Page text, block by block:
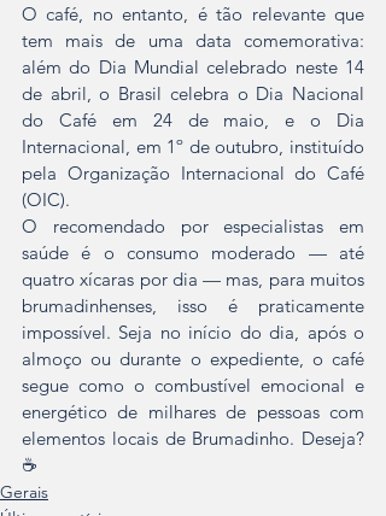
O café, no entanto, é tão relevante que
tem mais de uma data comemorativa:
além do Dia Mundial celebrado neste 14
de abril, o Brasil celebra o Dia Nacional
do Café em 24 de maio, e o Dia
Internacional, em 1º de outubro, instituído
pela Organização Internacional do Café
(OIC).
O recomendado por especialistas em
saúde é o consumo moderado — até
quatro xícaras por dia — mas, para muitos
brumadinhenses, isso é praticamente
impossível. Seja no início do dia, após o
almoço ou durante o expediente, o café
segue como o combustível emocional e
energético de milhares de pessoas com
elementos locais de Brumadinho. Deseja?
☕
Gerais